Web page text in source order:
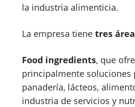
la industria alimenticia.
La empresa tiene tres
Food ingredients, que
principalmente soluciones
panadería, lácteos,
industria de servicios y